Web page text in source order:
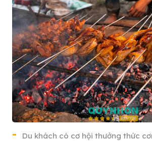
Du khách có cơ hội thưởng thức